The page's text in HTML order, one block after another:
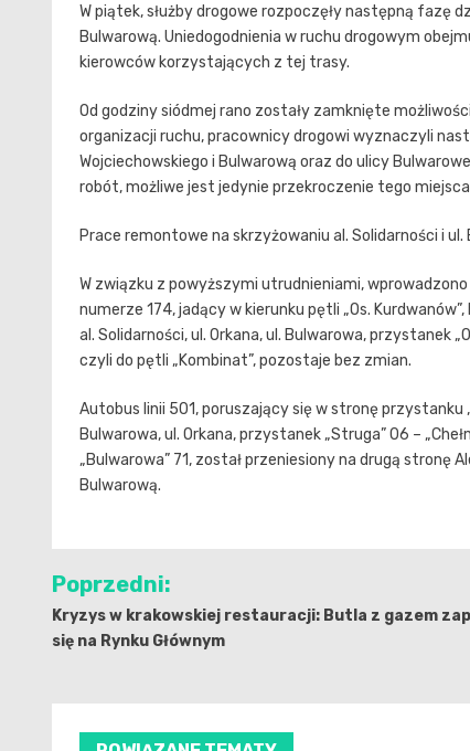
W piątek, służby drogowe rozpoczęły następną fazę
Bulwarową. Uniedogodnienia w ruchu drogowym
kierowców korzystających z tej trasy.
Od godziny siódmej rano zostały zamknięte
organizacji ruchu, pracownicy drogowi wyznaczyli
Wojciechowskiego i Bulwarową oraz do ulicy
robót, możliwe jest jedynie przekroczenie tego
Prace remontowe na skrzyżowaniu al. Solidarności i
W związku z powyższymi utrudnieniami,
numerze 174, jadący w kierunku pętli „Os.
al. Solidarności, ul. Orkana, ul. Bulwarowa, przystanek
czyli do pętli „Kombinat”, pozostaje bez zmian.
Autobus linii 501, poruszający się w stronę przystanku
Bulwarowa, ul. Orkana, przystanek „Struga” 06 –
„Bulwarowa” 71, został przeniesiony na drugą stronę
Bulwarową.
Nawigacja
wpisu
Poprzedni:
Kryzys w krakowskiej restauracji: Butla z gazem
się na Rynku Głównym